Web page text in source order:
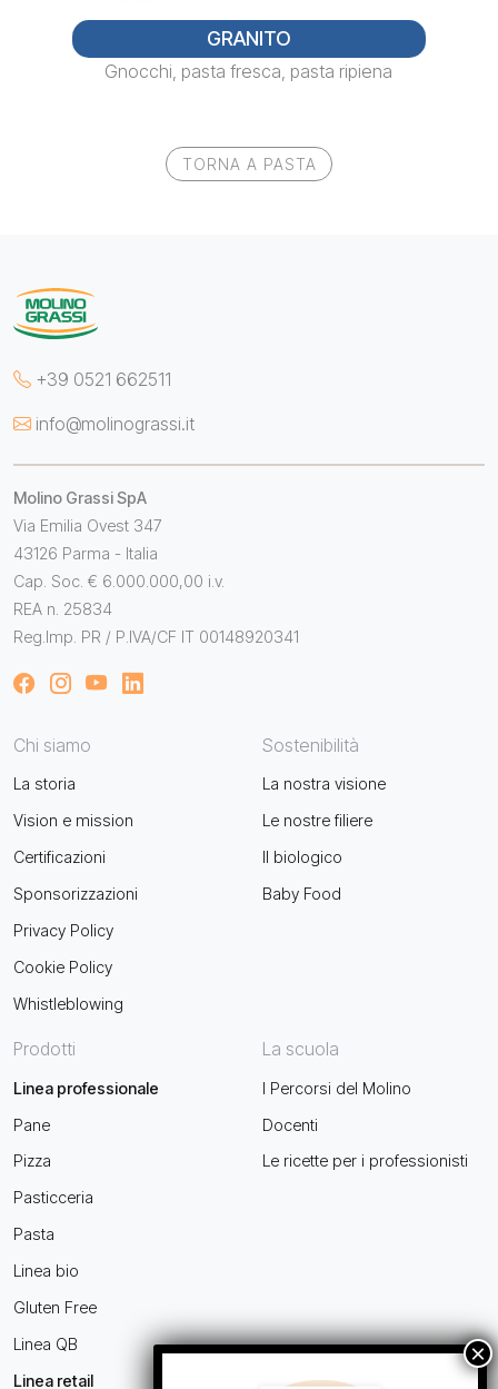
GRANITO
Gnocchi, pasta fresca, pasta ripiena
TORNA A PASTA
+39 0521 662511
info@molinograssi.it
Molino Grassi SpA
Via Emilia Ovest 347
43126 Parma - Italia
Cap. Soc. € 6.000.000,00 i.v.
REA n. 25834
Reg.Imp. PR / P.IVA/CF IT 00148920341
Chi siamo
La storia
Vision e mission
Certificazioni
Sponsorizzazioni
Privacy Policy
Cookie Policy
Whistleblowing
Sostenibilità
La nostra visione
Le nostre filiere
Il biologico
Baby Food
Prodotti
Linea professionale
Pane
Pizza
Pasticceria
Pasta
Linea bio
Gluten Free
Linea QB
Linea retail
La scuola
I Percorsi del Molino
Docenti
Le ricette per i professionisti